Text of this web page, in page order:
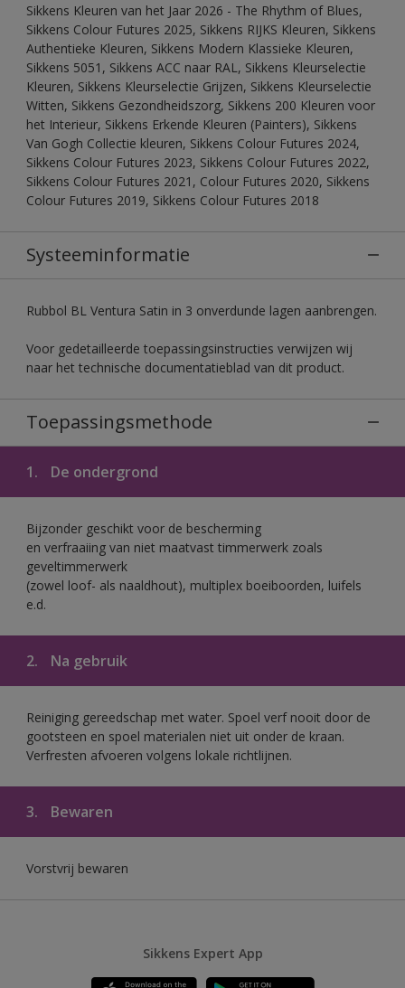
Sikkens Kleuren van het Jaar 2026 - The Rhythm of Blues,
Sikkens Colour Futures 2025, Sikkens RIJKS Kleuren, Sikkens
Authentieke Kleuren, Sikkens Modern Klassieke Kleuren,
Sikkens 5051, Sikkens ACC naar RAL, Sikkens Kleurselectie
Kleuren, Sikkens Kleurselectie Grijzen, Sikkens Kleurselectie
Witten, Sikkens Gezondheidszorg, Sikkens 200 Kleuren voor
het Interieur, Sikkens Erkende Kleuren (Painters), Sikkens
Van Gogh Collectie kleuren, Sikkens Colour Futures 2024,
Sikkens Colour Futures 2023, Sikkens Colour Futures 2022,
Sikkens Colour Futures 2021, Colour Futures 2020, Sikkens
Colour Futures 2019, Sikkens Colour Futures 2018
Systeeminformatie
Rubbol BL Ventura Satin in 3 onverdunde lagen aanbrengen.
Voor gedetailleerde toepassingsinstructies verwijzen wij
naar het technische documentatieblad van dit product.
Toepassingsmethode
1. De ondergrond
Bijzonder geschikt voor de bescherming
en verfraaiing van niet maatvast timmerwerk zoals
geveltimmerwerk
(zowel loof- als naaldhout), multiplex boeiboorden, luifels
e.d.
2. Na gebruik
Reiniging gereedschap met water. Spoel verf nooit door de
gootsteen en spoel materialen niet uit onder de kraan.
Verfresten afvoeren volgens lokale richtlijnen.
3. Bewaren
Vorstvrij bewaren
Sikkens Expert App